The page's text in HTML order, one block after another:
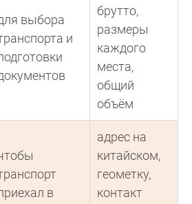
выбора
и
брутто,
размеры
каждого
места,
общий
объём
в
адрес на
китайском,
геометку,
контакт